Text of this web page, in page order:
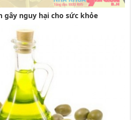
gây nguy hại cho sức khỏe